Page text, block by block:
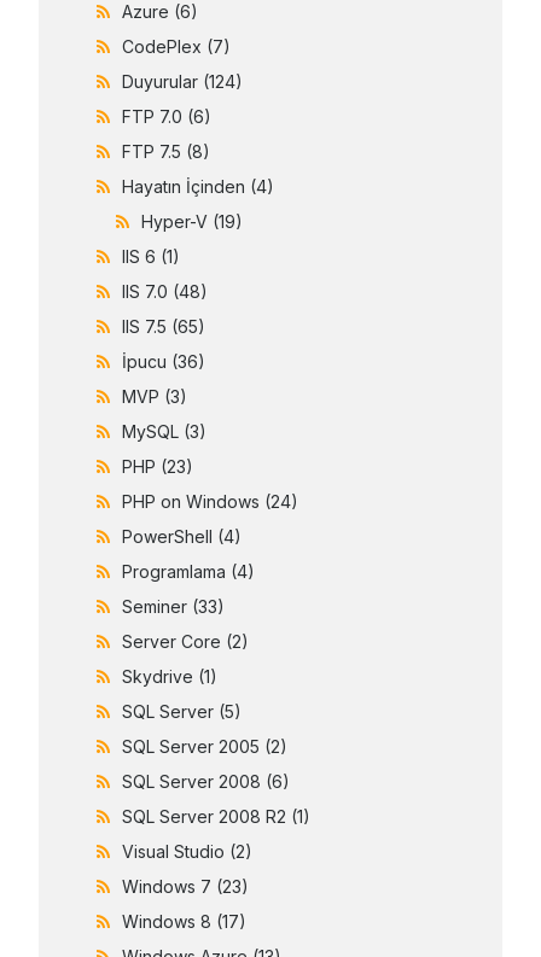
Azure (6)
CodePlex (7)
Duyurular (124)
FTP 7.0 (6)
FTP 7.5 (8)
Hayatın İçinden (4)
Hyper-V (19)
IIS 6 (1)
IIS 7.0 (48)
IIS 7.5 (65)
İpucu (36)
MVP (3)
MySQL (3)
PHP (23)
PHP on Windows (24)
PowerShell (4)
Programlama (4)
Seminer (33)
Server Core (2)
Skydrive (1)
SQL Server (5)
SQL Server 2005 (2)
SQL Server 2008 (6)
SQL Server 2008 R2 (1)
Visual Studio (2)
Windows 7 (23)
Windows 8 (17)